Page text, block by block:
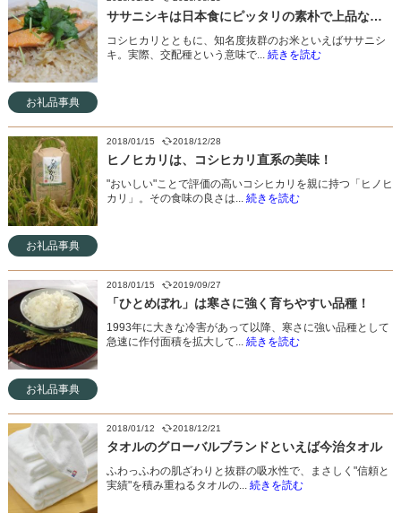
ササニシキは日本食にピッタリの素朴で上品なお米
コシヒカリとともに、知名度抜群のお米といえばササニシ
キ。実際、交配種という意味で... 続きを読む
お礼品事典
2018/01/15 2018/12/28
ヒノヒカリは、コシヒカリ直系の美味！
"おいしい"ことで評価の高いコシヒカリを親に持つ「ヒノヒ
カリ」。その食味の良さは... 続きを読む
お礼品事典
2018/01/15 2019/09/27
「ひとめぼれ」は寒さに強く育ちやすい品種！
1993年に大きな冷害があって以降、寒さに強い品種として
急速に作付面積を拡大して... 続きを読む
お礼品事典
2018/01/12 2018/12/21
タオルのグローバルブランドといえば今治タオル
ふわっふわの肌ざわりと抜群の吸水性で、まさしく"信頼と
実績"を積み重ねるタオルの... 続きを読む